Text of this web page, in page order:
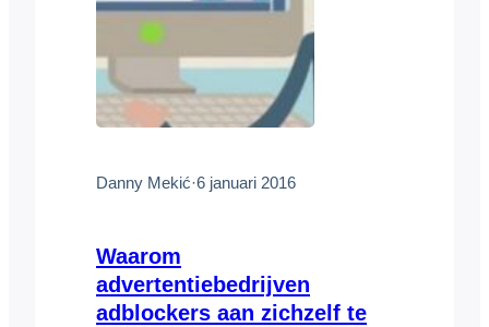
Danny Mekić·6 januari 2016
Waarom
advertentiebedrijven
adblockers aan zichzelf te